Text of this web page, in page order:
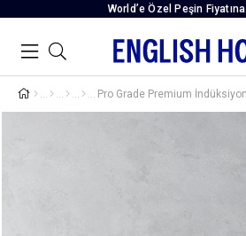
World’e Özel Peşin Fiyatına